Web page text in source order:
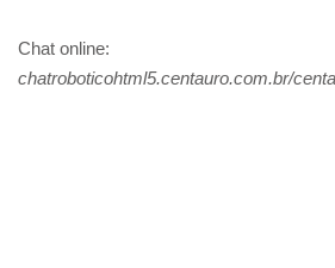
Chat online:
chatroboticohtml5.centauro.com.br/